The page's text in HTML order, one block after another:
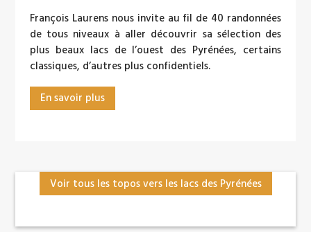
François Laurens nous invite au fil de 40 randonnées
de tous niveaux à aller découvrir sa sélection des
plus beaux lacs de l’ouest des Pyrénées, certains
classiques, d’autres plus confidentiels.
En savoir plus
Voir tous les topos vers les lacs des Pyrénées